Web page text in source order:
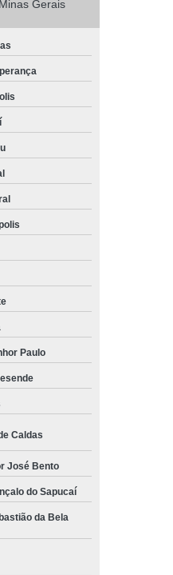
Preta
Longa
Preço
Preço
Curta Preço
Preço
Preço
Camisa Social
Gerais
Paulo
Caldas
José Bento
do Sapucaí
da Bela